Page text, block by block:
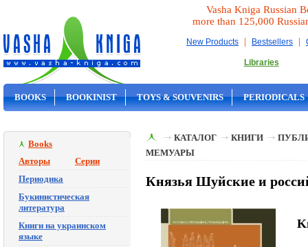
Vasha Kniga Russian
more than 125,000
New Products | Bestsellers |
Libraries
BOOKS BOOKINIST TOYS & SOUVENIRS PERIODICALS
Books
Авторы
Серии
Периодика
Букинистическая
литература
Книги на украинском
языке
КАТАЛОГ КНИГИ
МЕМУАРЫ
Князья Шуйские и